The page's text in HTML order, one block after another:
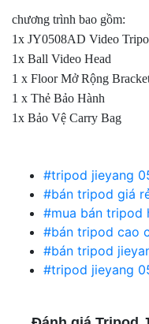
chương trình bao gồm:
1x JY0508AD Video
1x Ball Video Head
1 x Floor Mở Rộng
1 x Thẻ Bảo Hành
1x Bảo Vệ Carry Bag
#tripod jieyang
#bán tripod giá
#mua bán tripod
#bán tripod cao
#bán tripod
#tripod jieyang